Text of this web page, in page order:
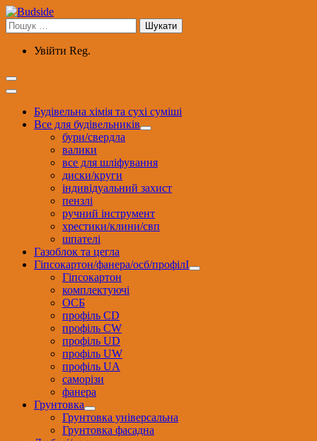
Перейти
до
вмісту
Пошук:
Увійти Reg.
Будівельна хімія та сухі суміші
Все для будівельників
бури/свердла
валики
все для шліфування
диски/круги
індивідуальний захист
пензлі
ручний інструмент
хрестики/клини/свп
шпателі
Газоблок та цегла
Гіпсокартон/фанера/осб/профілІ
Гіпсокартон
комплектуючі
ОСБ
профіль CD
профіль CW
профіль UD
профіль UW
профіль UА
саморізи
фанера
Грунтовка
Грунтовка універсальна
Грунтовка фасадна